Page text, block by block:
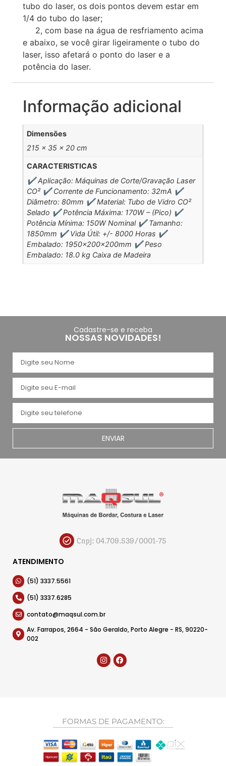
tubo do laser, os dois pontos devem estar em
1/4 do tubo do laser;
2, com base na água de resfriamento acima
e abaixo, se você girar ligeiramente o tubo do
laser, isso afetará o ponto do laser e a
potência do laser.
Informação adicional
Dimensões
215 × 35 × 20 cm
CARACTERISTICAS
✔️ Aplicação: Máquinas de Corte/Gravação Laser
CO² ✔️ Corrente de Funcionamento: 32mA ✔️
Diâmetro: 80mm ✔️ Material: Tubo de Vidro CO²
Selado ✔️ Potência Máxima: 170W – (Pico) ✔️
Potência Mínima: 150W Nominal ✔️ Tamanho:
1850mm ✔️ Vida Útil: +/- 8000 Horas ✔️
Embalado: 1950x200x200mm ✔️ Peso
Embalado: 18.0 kg Caixa de Madeira
Cadastre-se e receba
NOSSAS NOVIDADES!
ENVIAR
Cnpj: 04.709.539/0001-75
ATENDIMENTO
(51) 3337.5561
(51) 3337.6285
contato@maqsul.com.br
Av. Farrapos, 2664 - São Geraldo, Porto Alegre - RS, 90220-
002
FORMAS DE PAGAMENTO: